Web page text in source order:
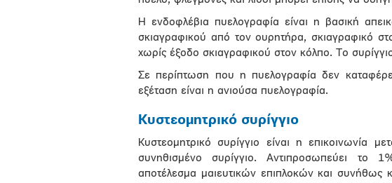
Η ενδοφλέβια πυελογραφία είναι η βασική
σκιαγραφικού από τον ουρητήρα, σκιαγραφικό
χωρίς έξοδο σκιαγραφικού στον κόλπο. Το
Σε περίπτωση που η πυελογραφία δεν
εξέταση είναι η ανιούσα πυελογραφία.
Κυστεομητρικό συρίγγιο
Κυστεομητρικό συρίγγιο είναι η επικοινωνία
συνηθισμένο συρίγγιο. Αντιπροσωπεύει το
αποτέλεσμα μαιευτικών επιπλοκών και συνήθως